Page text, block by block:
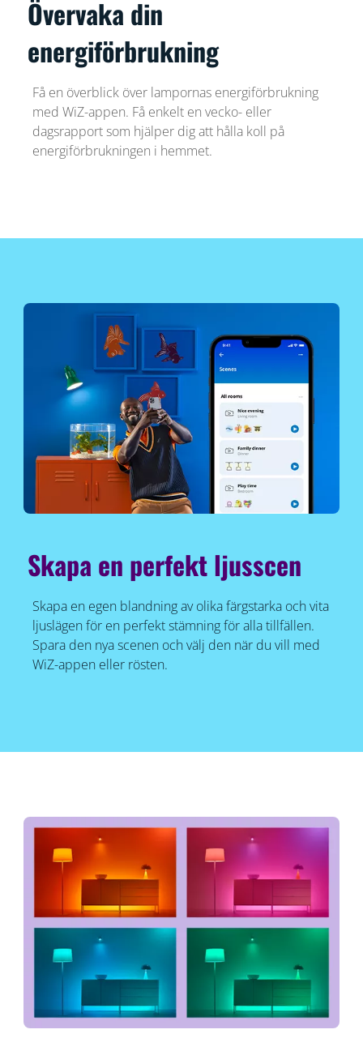
Övervaka din
energiförbrukning
Få en överblick över lampornas energiförbrukning
med WiZ-appen. Få enkelt en vecko- eller
dagsrapport som hjälper dig att hålla koll på
energiförbrukningen i hemmet.
Skapa en perfekt ljusscen
Skapa en egen blandning av olika färgstarka och vita
ljuslägen för en perfekt stämning för alla tillfällen.
Spara den nya scenen och välj den när du vill med
WiZ-appen eller rösten.